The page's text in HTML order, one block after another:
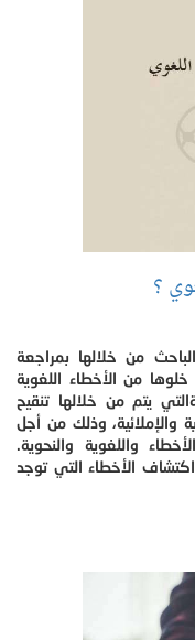
؟
من خلالها بمراجعة
من الأخطاء اللغوية
يتم من خلالها تنقيح
والإملائية، وذلك من أجل
واللغوية والنحوية.
الأخطاء التي توجد